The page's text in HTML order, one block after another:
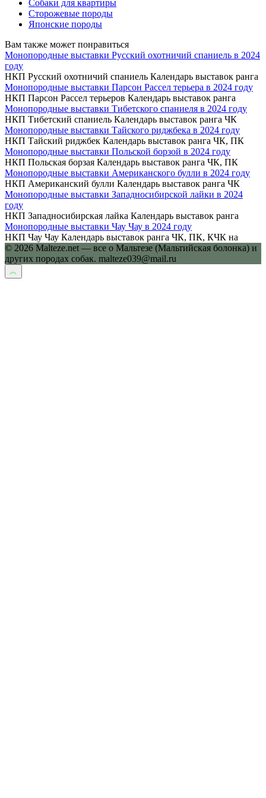
Собаки для квартиры
Сторожевые породы
Японские породы
Вам также может понравиться
Монопородные выставки Русский охотничий спаниель в 2024
году
НКП Русский охотничий спаниель Календарь выставок ранга
Монопородные выставки Парсон Рассел терьера в 2024 году
НКП Парсон Рассел терьеров Календарь выставок ранга
Монопородные выставки Тибетского спаниеля в 2024 году
НКП Тибетский спаниель Календарь выставок ранга ЧК
Монопородные выставки Тайского риджбека в 2024 году
НКП Тайский риджбек Календарь выставок ранга ЧК, ПК
Монопородные выставки Польской борзой в 2024 году
НКП Польская борзая Календарь выставок ранга ЧК, ПК
Монопородные выставки Американского булли в 2024 году
НКП Американский булли Календарь выставок ранга ЧК
Монопородные выставки Западносибирской лайки в 2024
году
НКП Западносибирская лайка Календарь выставок ранга
Монопородные выставки Чау Чау в 2024 году
НКП Чау Чау Календарь выставок ранга ЧК, ПК, КЧК на
© 2026 Malteze.net — все о Мальтезе (Мальтийская болонка) и
других породах собак. malteze039@mail.ru